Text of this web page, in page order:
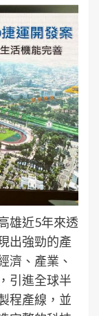
雄近5年來透
出強勁的產
濟、產業、
引進全球半
程產線，並